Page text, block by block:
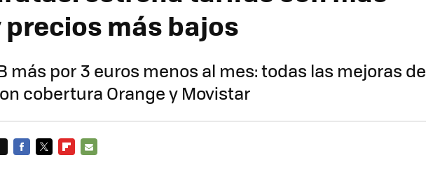
más bajos
más por 3 euros menos al mes: todas las mejoras de
cobertura Orange y Movistar